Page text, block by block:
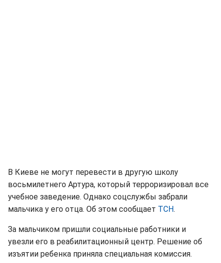
В Киеве не могут перевести в другую школу
восьмилетнего Артура, который терроризировал все
учебное заведение. Однако соцслужбы забрали
мальчика у его отца. Об этом сообщает ТСН.
За мальчиком пришли социальные работники и
увезли его в реабилитационный центр. Решение об
изъятии ребенка приняла специальная комиссия.